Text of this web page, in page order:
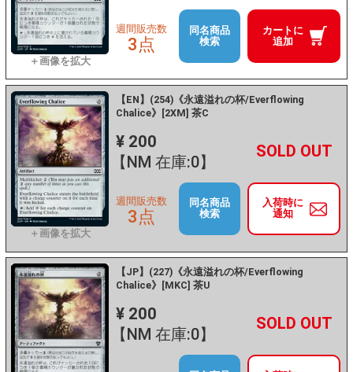
カートに
追加
週間販売数
3点
同名商品
検索
【EN】(254)《永遠溢れの杯/Everflowing
Chalice》[2XM] 茶C
¥ 200
【NM 在庫:0】
－ +
入荷時に
通知
週間販売数
3点
同名商品
検索
【JP】(227)《永遠溢れの杯/Everflowing
Chalice》[MKC] 茶U
¥ 200
【NM 在庫:0】
－ +